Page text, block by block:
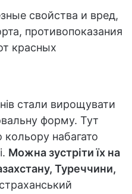
стали вирощувати
форму. Тут
кольору набагато
Можна зустріти їх на
Туреччини,